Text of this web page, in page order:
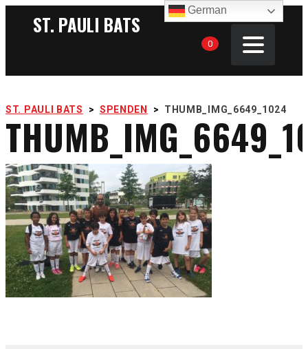
ST. PAULI BATS
0
ST. PAULI BATS > SPENDEN > THUMB_IMG_6649_1024
German